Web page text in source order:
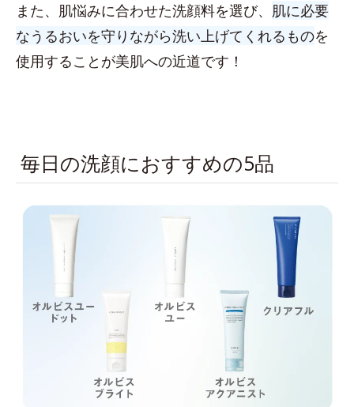
また、肌悩みに合わせた洗顔料を選び、 肌に必要
なうるおいを守りながら洗い上げてくれるものを
使用することが美肌への近道です！
毎日の洗顔におすすめの5品